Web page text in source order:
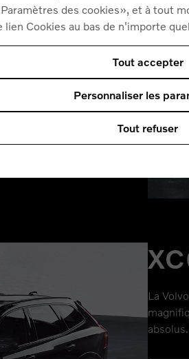
La
des cookies», et à tout
lien Cookies au bas de n'importe
Tout accepter
Personnaliser les
Tout refuser